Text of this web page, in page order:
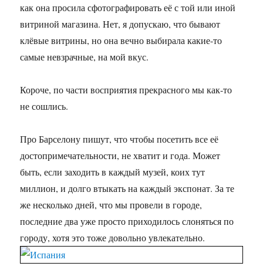
как она просила сфотографировать её с той или иной
витриной магазина. Нет, я допускаю, что бывают
клёвые витрины, но она вечно выбирала какие-то
самые невзрачные, на мой вкус.
Короче, по части восприятия прекрасного мы как-то
не сошлись.
Про Барселону пишут, что чтобы посетить все её
достопримечательности, не хватит и года. Может
быть, если заходить в каждый музей, коих тут
миллион, и долго втыкать на каждый экспонат. За те
же несколько дней, что мы провели в городе,
последние два уже просто приходилось слоняться по
городу, хотя это тоже довольно увлекательно.